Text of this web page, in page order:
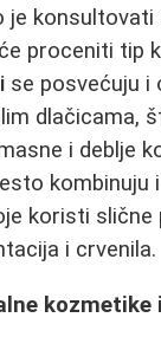
je konsultovati
proceniti tip
se posvećuju i
dlačicama,
i deblje
kombinuju
koristi slične
i crvenila.
kozmetike